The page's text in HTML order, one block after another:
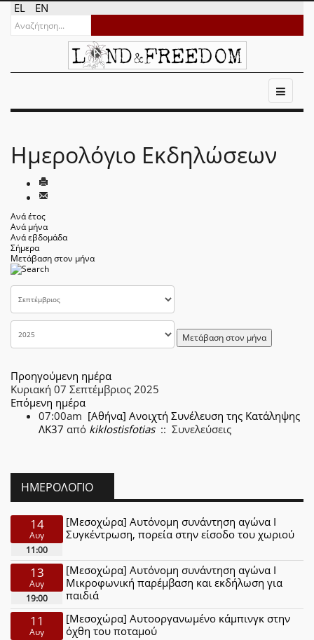
EL EN
Ημερολόγιο Εκδηλώσεων
Ανά έτος
Ανά μήνα
Ανά εβδομάδα
Σήμερα
Μετάβαση στον μήνα
Μετάβαση στον μήνα
Προηγούμενη ημέρα
Κυριακή 07 Σεπτέμβριος 2025
Επόμενη ημέρα
07:00am [Αθήνα] Ανοιχτή Συνέλευση της Κατάληψης
ΛΚ37 από kiklostisfotias:: Συνελεύσεις
ΗΜΕΡΟΛΌΓΙΟ
14
Αυγ
11:00
[Μεσοχώρα] Αυτόνομη συνάντηση αγώνα Ι
Συγκέντρωση, πορεία στην είσοδο του χωριού
13
Αυγ
19:00
[Μεσοχώρα] Αυτόνομη συνάντηση αγώνα Ι
Μικροφωνική παρέμβαση και εκδήλωση για
παιδιά
11
Αυγ
[Μεσοχώρα] Αυτοοργανωμένο κάμπινγκ στην
όχθη του ποταμού